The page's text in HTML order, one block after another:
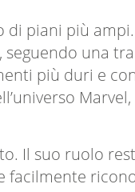
di piani più
una
più duri e
Marvel,
Il suo ruolo
facilmente